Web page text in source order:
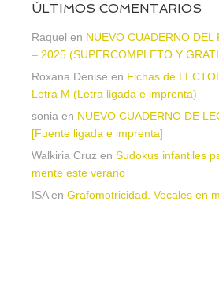
ÚLTIMOS COMENTARIOS
Raquel en NUEVO CUADERNO
– 2025 (SUPERCOMPLETO Y
Roxana Denise en Fichas de
Letra M (Letra ligada e imprenta)
sonia en NUEVO CUADERNO DE
[Fuente ligada e imprenta]
Walkiria Cruz en Sudokus infantiles
mente este verano
ISAen Grafomotricidad. Vocales en